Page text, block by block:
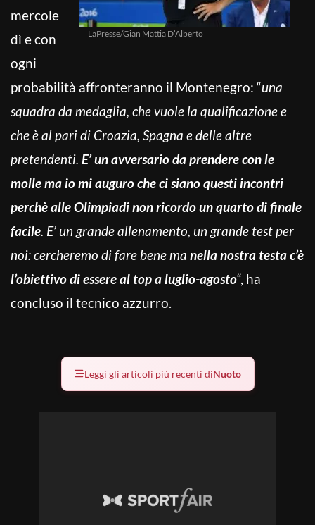
LaPresse/Gian Mattia D’Alberto
mercole
dì e con
ogni
probabilità affronteranno il Montenegro: “una
squadra da medaglia, che vuole la qualificazione e
che è al pari di Croazia, Spagna e delle altre
pretendenti. E’ un avversario da prendere con le
molle ma io mi auguro che ci siano questi incontri
perchè alle Olimpiadi non ricordo un quarto di finale
facile. E’ un grande allenamento, un grande test per
noi: cercheremo di fare bene ma nella nostra testa c’è
l’obiettivo di essere al top a luglio-agosto“, ha
concluso il tecnico azzurro.
Leggi gli articoli più recenti diNuoto